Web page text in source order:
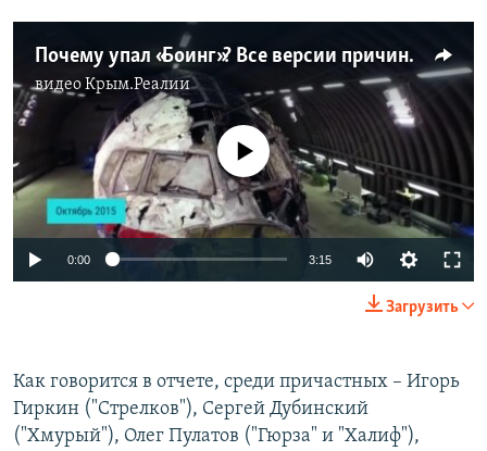
Почему упал «Боинг»? Все версии причин катастрофы рейса MH17 (видео)
видеоКрым.Реалии
No media source currently available
0:00 3:15
Загрузить
Как говорится в отчете, среди причастных – Игорь
Гиркин ("Стрелков"), Сергей Дубинский
("Хмурый"), Олег Пулатов ("Гюрза" и "Халиф"),